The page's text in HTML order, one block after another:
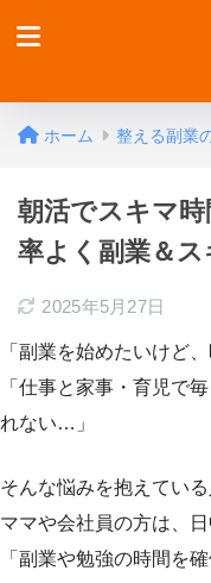
ホーム 整える副業
朝活でスキマ
率よく副業＆
2025年5月27日
「副業を始めたいけど
「仕事と家事・育児で
れない…」
そんな悩みを抱えてい
ママや会社員の方は、
「副業や勉強の時間を